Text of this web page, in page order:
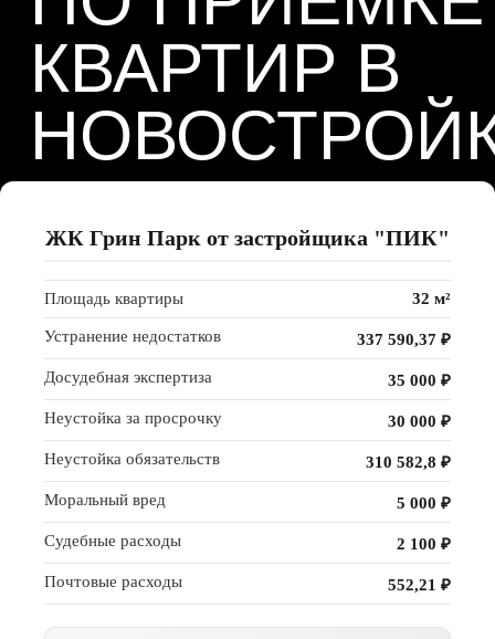
ЖК Грин Парк от застройщика "ПИК"
Площадь квартиры 32 м²
Устранение недостатков 337 590,37 ₽
Досудебная экспертиза 35 000 ₽
Неустойка за просрочку 30 000 ₽
Неустойка обязательств 310 582,8 ₽
Моральный вред 5 000 ₽
Судебные расходы 2 100 ₽
Почтовые расходы 552,21 ₽
ПОЧЕМУ
НАС
ВЫБИРАЮТ
КВАЛИФИЦИРОВАННЫЕ
СПЕЦИАЛИСТЫ
СОСТОЯЩИЕ